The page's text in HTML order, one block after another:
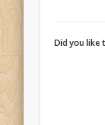
Did you like